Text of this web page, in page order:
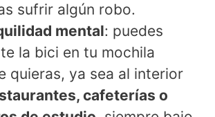
sufrir algún robo.
mental: puedes
la bici en tu mochila
quieras, ya sea al interior
cafeterías o